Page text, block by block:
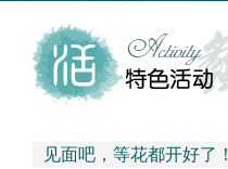
见面吧，等花都开好了！